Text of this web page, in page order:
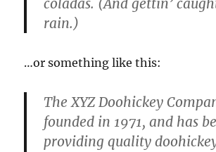
coladas. (And gettin’
rain.)
…or something like this:
The XYZ Doohickey
founded in 1971, and has
providing quality